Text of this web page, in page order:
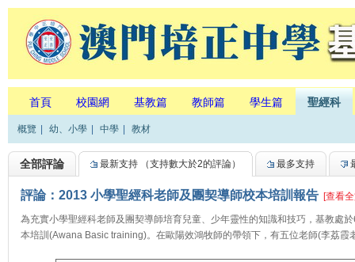
首頁 校園網 基教篇 教師篇 學生篇 聖經科
概覽 幼、小學 中學 教材
全部評論 最新支持 （支持數大於2的評論） 最多支持
評論：2013 小學聖經科老師及團契導師校本培訓報告 [查看
為充實小學聖經科老師及團契導師培育兒童、少年靈性的知識和技巧，基教處
本培訓(Awana Basic training)。在歐陽效鴻牧師的帶領下，有五位老師(李荔霞